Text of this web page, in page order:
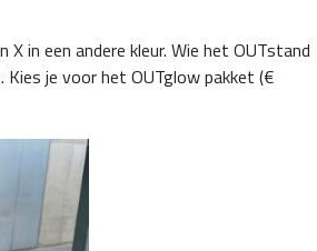
in een andere kleur. Wie het OUTstand
je voor het OUTglow pakket (€